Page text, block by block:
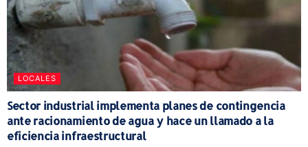
LOCALES
Sector industrial implementa planes de contingencia
ante racionamiento de agua y hace un llamado a la
eficiencia infraestructural